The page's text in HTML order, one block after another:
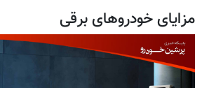
مزایای خودروهای برقی